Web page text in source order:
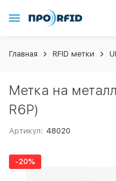
Главная RFID метки
Метка на
R6P)
Артикул: 48020
-20%